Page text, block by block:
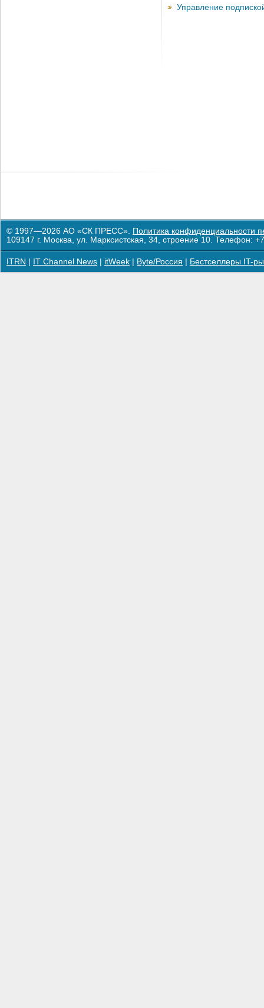
Управление
© 1997—2026 АО «СК ПРЕСС». Политика конфиденциальности
109147 г. Москва, ул. Марксистская, 34, строение 10. Телефон:
ITRN IT Channel News itWeek Byte/Россия Бестселлеры IT-